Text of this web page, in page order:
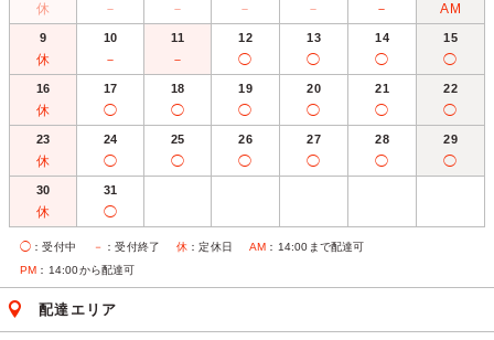
休 － － － － － AM
9
休
10
－
11
－
12
◯
13
◯
14
◯
15
◯
16
休
17
◯
18
◯
19
◯
20
◯
21
◯
22
◯
23
休
24
◯
25
◯
26
◯
27
◯
28
◯
29
◯
30
休
31
◯
◯ ：受付中 － ：受付終了 休 ：定休日 AM ：14:00まで配達可
PM ：14:00から配達可
配達エリア